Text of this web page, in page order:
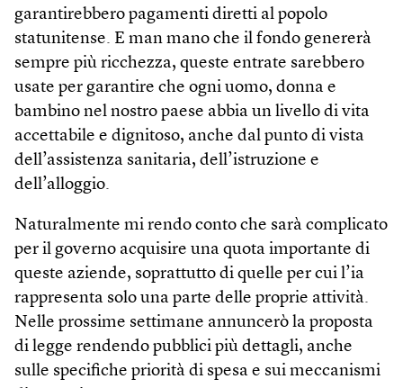
garantirebbero pagamenti diretti al popolo
statunitense. E man mano che il fondo genererà
sempre più ricchezza, queste entrate sarebbero
usate per garantire che ogni uomo, donna e
bambino nel nostro paese abbia un livello di vita
accettabile e dignitoso, anche dal punto di vista
dell’assistenza sanitaria, dell’istruzione e
dell’alloggio.
Naturalmente mi rendo conto che sarà complicato
per il governo acquisire una quota importante di
queste aziende, soprattutto di quelle per cui l’ia
rappresenta solo una parte delle proprie attività.
Nelle prossime settimane annuncerò la proposta
di legge rendendo pubblici più dettagli, anche
sulle specifiche priorità di spesa e sui meccanismi